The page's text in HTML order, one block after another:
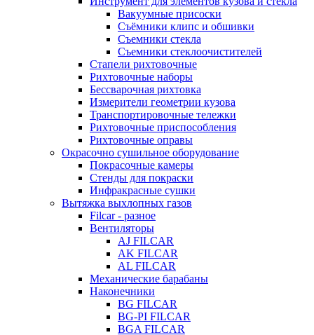
Вакуумные присоски
Съёмники клипс и обшивки
Съемники стекла
Съемники стеклоочистителей
Стапели рихтовочные
Рихтовочные наборы
Бессварочная рихтовка
Измерители геометрии кузова
Транспортировочные тележки
Рихтовочные приспособления
Рихтовочные оправы
Окрасочно сушильное оборудование
Покрасочные камеры
Стенды для покраски
Инфракрасные сушки
Вытяжка выхлопных газов
Filcar - разное
Вентиляторы
AJ FILCAR
AK FILCAR
AL FILCAR
Механические барабаны
Наконечники
BG FILCAR
BG-PI FILCAR
BGA FILCAR